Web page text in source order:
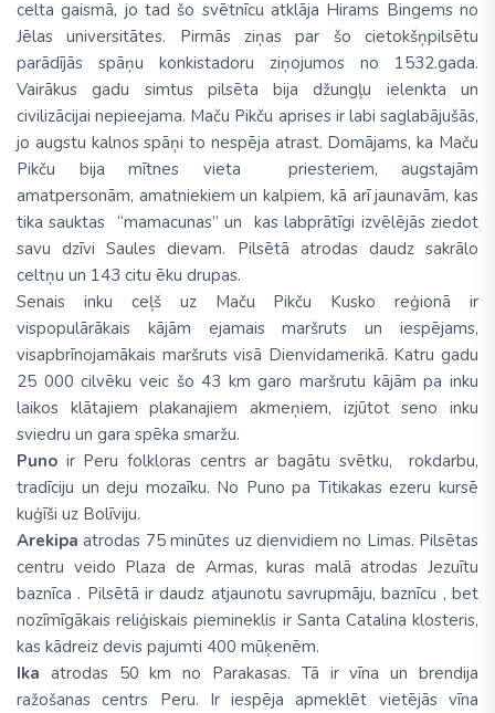
celta gaismā, jo tad šo svētnīcu atklāja Hirams Bingems no
Jēlas universitātes. Pirmās ziņas par šo cietokšņpilsētu
parādījās spāņu konkistadoru ziņojumos no 1532.gada.
Vairākus gadu simtus pilsēta bija džungļu ielenkta un
civilizācijai nepieejama. Maču Pikču aprises ir labi saglabājušās,
jo augstu kalnos spāņi to nespēja atrast. Domājams, ka Maču
Pikču bija mītnes vieta priesteriem, augstajām
amatpersonām, amatniekiem un kalpiem, kā arī jaunavām, kas
tika sauktas “mamacunas” un kas labprātīgi izvēlējās ziedot
savu dzīvi Saules dievam. Pilsētā atrodas daudz sakrālo
celtņu un 143 citu ēku drupas.
Senais inku ceļš uz Maču Pikču Kusko reģionā ir
vispopulārākais kājām ejamais maršruts un iespējams,
visapbrīnojamākais maršruts visā Dienvidamerikā. Katru gadu
25 000 cilvēku veic šo 43 km garo maršrutu kājām pa inku
laikos klātajiem plakanajiem akmeņiem, izjūtot seno inku
sviedru un gara spēka smaržu.
Puno ir Peru folkloras centrs ar bagātu svētku, rokdarbu,
tradīciju un deju mozaīku. No Puno pa Titikakas ezeru kursē
kuģīši uz Bolīviju.
Arekipa atrodas 75 minūtes uz dienvidiem no Limas. Pilsētas
centru veido Plaza de Armas, kuras malā atrodas Jezuītu
baznīca . Pilsētā ir daudz atjaunotu savrupmāju, baznīcu , bet
nozīmīgākais reliģiskais piemineklis ir Santa Catalina klosteris,
kas kādreiz devis pajumti 400 mūķenēm.
Ika atrodas 50 km no Parakasas. Tā ir vīna un brendija
ražošanas centrs Peru. Ir iespēja apmeklēt vietējās vīna